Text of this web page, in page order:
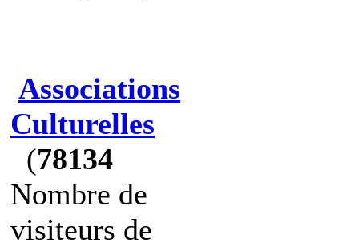
Associations
Culturelles
(78134
Nombre de
visiteurs de